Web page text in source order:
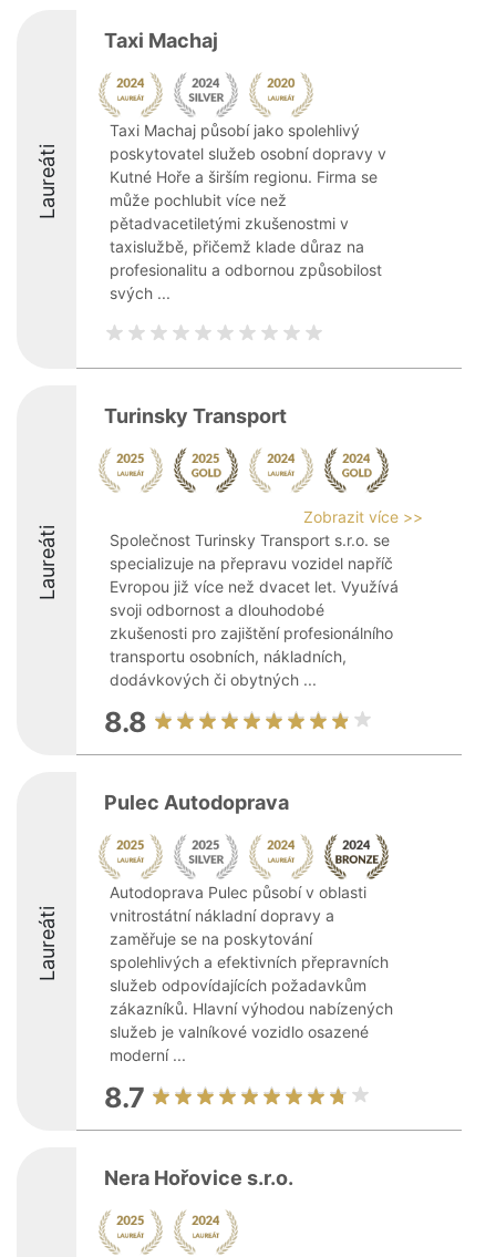
Laureáti
Taxi Machaj
Taxi Machaj působí jako spolehlivý
poskytovatel služeb osobní dopravy v
Kutné Hoře a širším regionu. Firma se
může pochlubit více než
pětadvacetiletými zkušenostmi v
taxislužbě, přičemž klade důraz na
profesionalitu a odbornou způsobilost
svých ...
Laureáti
Turinsky Transport
Zobrazit více >>
Společnost Turinsky Transport s.r.o. se
specializuje na přepravu vozidel napříč
Evropou již více než dvacet let. Využívá
svoji odbornost a dlouhodobé
zkušenosti pro zajištění profesionálního
transportu osobních, nákladních,
dodávkových či obytných ...
8.8
Laureáti
Pulec Autodoprava
Autodoprava Pulec působí v oblasti
vnitrostátní nákladní dopravy a
zaměřuje se na poskytování
spolehlivých a efektivních přepravních
služeb odpovídajících požadavkům
zákazníků. Hlavní výhodou nabízených
služeb je valníkové vozidlo osazené
moderní ...
8.7
Nera Hořovice s.r.o.